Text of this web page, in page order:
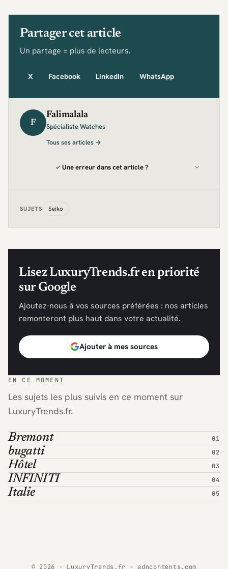
Partager cet article
Un partage = plus de lecteurs.
X Facebook LinkedIn WhatsApp
F
Falimalala
Spécialiste Watches
Tous ses articles →
Une erreur dans cet article ?
SUJETS Seiko
Lisez LuxuryTrends.fr en priorité
sur Google
Ajoutez-nous à vos sources préférées : nos articles
remonteront plus haut dans votre actualité.
Ajouter à mes sources
EN CE MOMENT
Les sujets les plus suivis en ce moment sur
LuxuryTrends.fr.
Bremont
bugatti
Hôtel
INFINITI
Italie
© 2026 - LuxuryTrends.fr - adncontents.com